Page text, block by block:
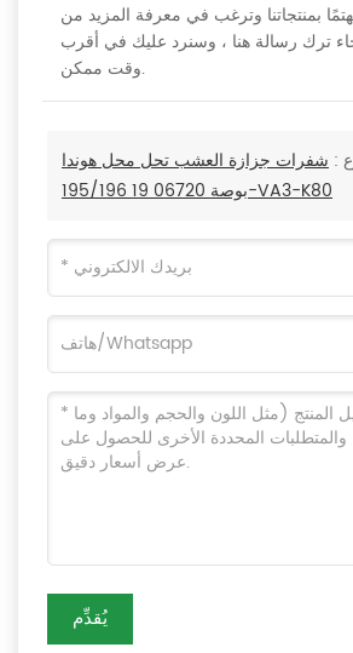
بمنتجاتنا وترغب في معرفة المزيد من
ترك رسالة هنا ، وسنرد عليك في أقرب
وقت ممكن.
: شفرات جزازة العشب تحل محل هوندا HRU
195/196 19 بوصة 06720-VA3-K80
يُقدِّم